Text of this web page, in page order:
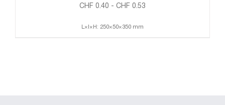
CHF 0.40 - CHF 0.53
L×l×H: 250×50×350 mm